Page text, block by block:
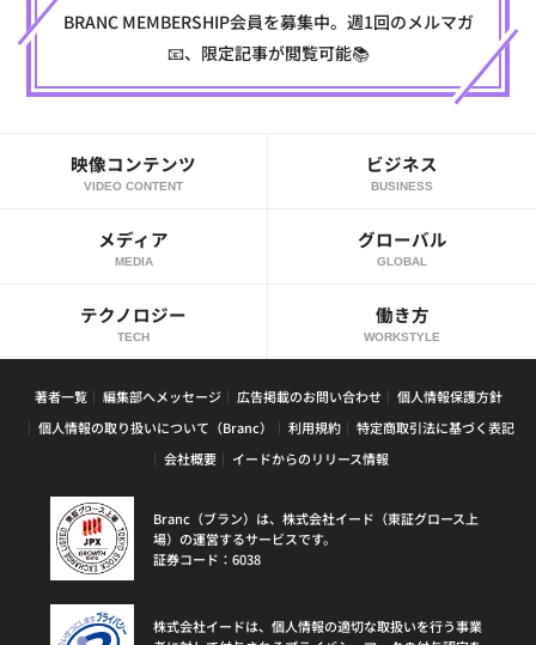
BRANC MEMBERSHIP会員を募集中。週1回のメルマガ
📧、限定記事が閲覧可能📚
映像コンテンツ
VIDEO CONTENT
ビジネス
BUSINESS
メディア
MEDIA
グローバル
GLOBAL
テクノロジー
TECH
働き方
WORKSTYLE
著者一覧 編集部へメッセージ 広告掲載のお問い合わせ
個人情報保護方針
個人情報の取り扱いについて（Branc）
利用規約
特定商取引法に基づく表記
会社概要
イードからのリリース情報
Branc（ブラン）は、株式会社イード（東証グロース上
場）の運営するサービスです。
証券コード：6038
株式会社イードは、個人情報の適切な取扱いを行う事業